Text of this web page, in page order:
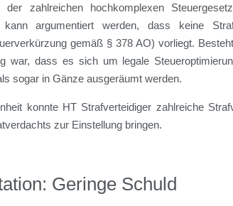
der zahlreichen hochkomplexen
kann argumentiert werden, dass keine
gemäß § 378 AO) vorliegt.
war, dass es sich um legale
sogar in Gänze ausgeräumt werden.
konnte HT Strafverteidiger zahlreiche
zur Einstellung bringen.
Geringe Schuld